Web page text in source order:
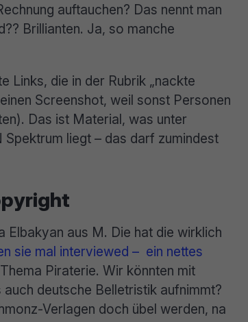
auftauchen? Das nennt man
Brillianten. Ja, so manche
Links, die in der Rubrik „nackte
Screenshot, weil sonst Personen
Das ist Material, was unter
liegt – das darf zumindest
Elbakyan aus M. Die hat die wirklich
sie mal interviewed – ein nettes
Piraterie. Wir könnten mit
deutsche Belletristik aufnimmt?
Verlagen doch übel werden, na